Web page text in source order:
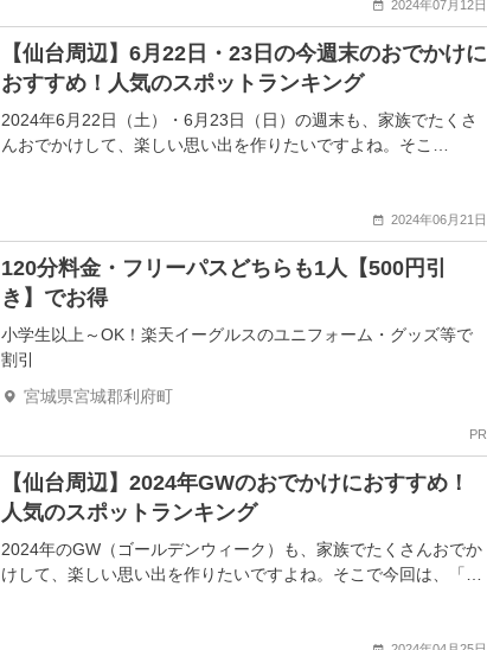
2024年07月12日
【仙台周辺】6月22日・23日の今週末のおでかけに
おすすめ！人気のスポットランキング
2024年6月22日（土）・6月23日（日）の週末も、家族でたくさ
んおでかけして、楽しい思い出を作りたいですよね。そこ…
2024年06月21日
120分料金・フリーパスどちらも1人【500円引
き】でお得
小学生以上～OK！楽天イーグルスのユニフォーム・グッズ等で
割引
宮城県宮城郡利府町
PR
【仙台周辺】2024年GWのおでかけにおすすめ！
人気のスポットランキング
2024年のGW（ゴールデンウィーク）も、家族でたくさんおでか
けして、楽しい思い出を作りたいですよね。そこで今回は、「…